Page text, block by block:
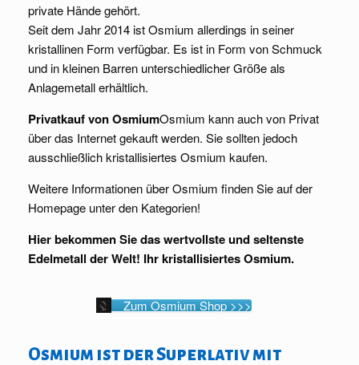
private Hände gehört.
Seit dem Jahr 2014 ist Osmium allerdings in seiner
kristallinen Form verfügbar. Es ist in Form von Schmuck
und in kleinen Barren unterschiedlicher Größe als
Anlagemetall erhältlich.
Privatkauf von OsmiumOsmium kann auch von Privat
über das Internet gekauft werden. Sie sollten jedoch
ausschließlich kristallisiertes Osmium kaufen.
Weitere Informationen über Osmium finden Sie auf der
Homepage unter den Kategorien!
Hier bekommen Sie das wertvollste und seltenste
Edelmetall der Welt! Ihr kristallisiertes Osmium.
Zum Osmium Shop >>>
Osmium ist der Superlativ mit